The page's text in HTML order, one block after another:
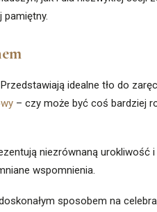
pamiętny.
idealne tło do
– czy może być coś bardziej
niezrównaną urokliwość
wspomnienia.
sposobem na